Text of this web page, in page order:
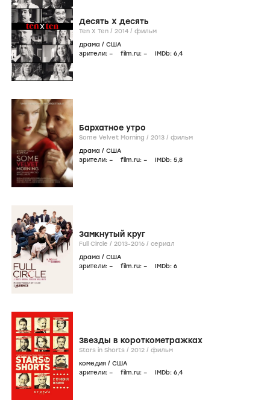
Десять Х десять
Ten X Ten / 2014 / фильм
драма / США
зрители: – film.ru: – IMDb: 6,4
Бархатное утро
Some Velvet Morning / 2013 / фильм
драма / США
зрители: – film.ru: – IMDb: 5,8
Замкнутый круг
Full Circle / 2013-2016 / сериал
драма / США
зрители: – film.ru: – IMDb: 6
Звезды в короткометражках
Stars in Shorts / 2012 / фильм
комедия / США
зрители: – film.ru: – IMDb: 6,4